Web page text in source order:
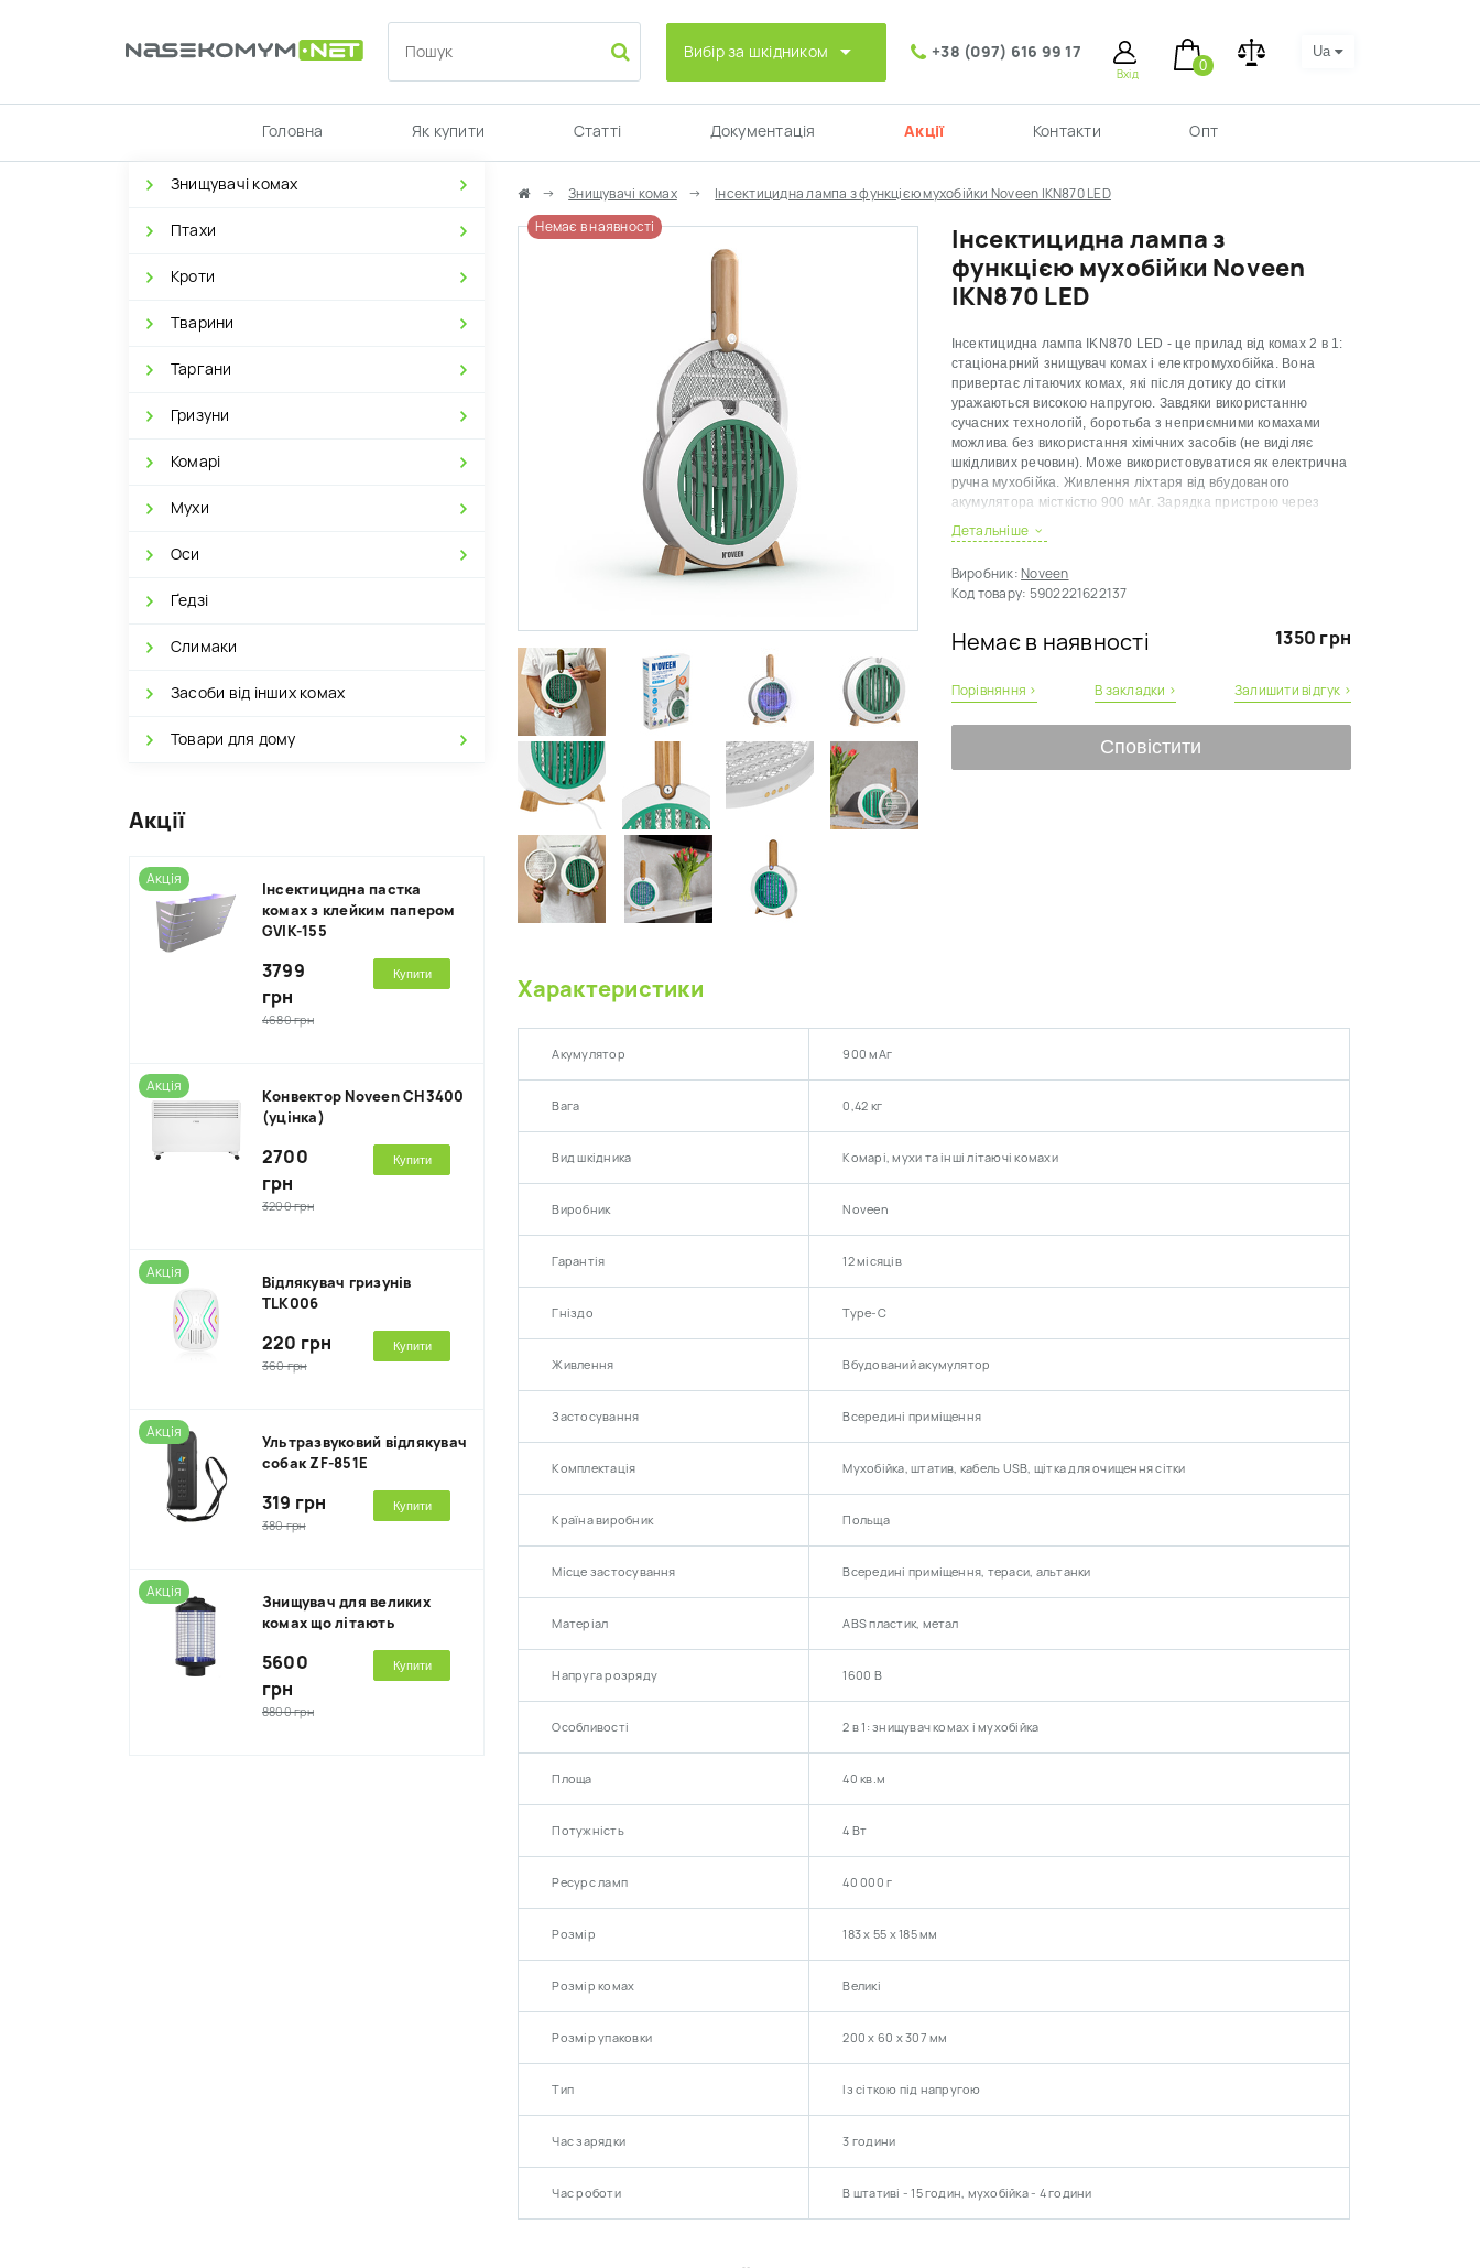
Вибір за шкідником +38 (097) 616 99 17
Вхід
0
Ua
Головна Як купити Статті Документація Акції Контакти Опт
Знищувачі комах
Птахи
Кроти
Тварини
Таргани
Гризуни
Комарі
Мухи
Оси
Ґедзі
Слимаки
Засоби від інших комах
Товари для дому
Акції
Акція
Інсектицидна пастка
комах з клейким папером
GVIK-155
3799
грн
4680 грн
Купити
Акція
Kонвектор Noveen CH3400
(уцінка)
2700
грн
3200 грн
Купити
Акція
Відлякувач гризунів
TLK006
220 грн
360 грн
Купити
Акція
Ультразвуковий відлякувач
собак ZF-851E
319 грн
380 грн
Купити
Акція
Знищувач для великих
комах що літають
5600
грн
8800 грн
Купити
Знищувачі комах
Інсектицидна лампа з функцією мухобійки Noveen IKN870 LED
Немає в наявності
Інсектицидна лампа з
функцією мухобійки Noveen
IKN870 LED
Інсектицидна лампа IKN870 LED - це прилад від комах 2 в 1:
стаціонарний знищувач комах і електромухобійка. Вона
привертає літаючих комах, які після дотику до сітки
уражаються високою напругою. Завдяки використанню
сучасних технологій, боротьба з неприємними комахами
можлива без використання хімічних засобів (не виділяє
шкідливих речовин). Може використовуватися як електрична
ручна мухобійка. Живлення ліхтаря від вбудованого
акумулятора місткістю 900 мАг. Зарядка пристрою через
кабель USB Type-C (кабель без адаптера (DC 5В 1А) в
комплекті).
Ключові особливості світлодіодної моделі IKN870:
Робоча площа до 40 кв.м
Повна зарядка 3 години
Детальніше
Виробник:Noveen
Код товару: 5902221622137
Немає в наявності 1350 грн
Порівняння › В закладки › Залишити відгук ›
Сповістити
Характеристики
Акумулятор 900 мАг
Вага 0,42 кг
Вид шкідника Комарі, мухи та інші літаючі комахи
Виробник Noveen
Гарантія 12 місяців
Гніздо Type-C
Живлення Вбудований акумулятор
Застосування Всередині приміщення
Комплектація Мухобійка, штатив, кабель USB, щітка для очищення сітки
Країна виробник Польща
Місце застосування Всередині приміщення, тераси, альтанки
Матеріал ABS пластик, метал
Напруга розряду 1600 В
Особливості 2 в 1: знищувач комах і мухобійка
Площа 40 кв.м
Потужність 4 Вт
Ресурс ламп 40 000 г
Розмір 183 х 55 х 185 мм
Розмір комах Великі
Розмір упаковки 200 х 60 х 307 мм
Тип Із сіткою під напругою
Час зарядки 3 години
Час роботи В штативі - 15 годин, мухобійка - 4 години